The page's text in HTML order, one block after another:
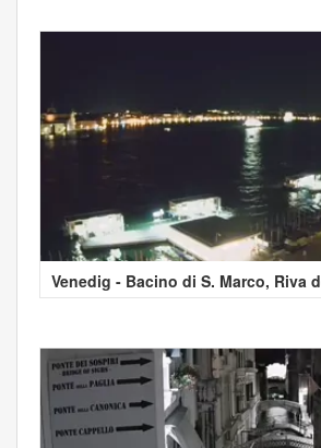
Venedig - Bacino di S. Marco, Riva